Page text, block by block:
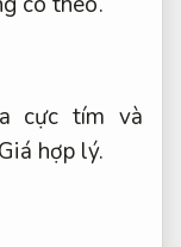
cực tím và
Giá hợp lý.